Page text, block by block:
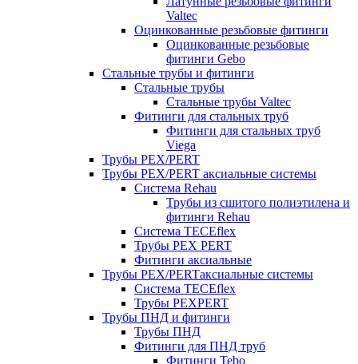
Valtec
Оцинкованные резьбовые фитинги
Оцинкованные резьбовые
фитинги Gebo
Стальные трубы и фитинги
Стальные трубы
Стальные трубы Valtec
Фитинги для стальных труб
Фитинги для стальных труб
Viega
Трубы PEX/PERT
Трубы PEX/PERT аксиальные системы
Система Rehau
Трубы из сшитого полиэтилена и
фитинги Rehau
Система TECEflex
Трубы PEX PERT
Фитинги аксиальные
Трубы PEX/PERTаксиальные системы
Система TECEflex
Трубы PEXPERT
Трубы ПНД и фитинги
Трубы ПНД
Фитинги для ПНД труб
Фитинги Tebo